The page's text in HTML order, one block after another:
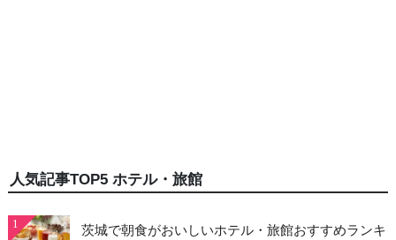
人気記事TOP5 ホテル・旅館
1
茨城で朝食がおいしいホテル・旅館おすすめランキ